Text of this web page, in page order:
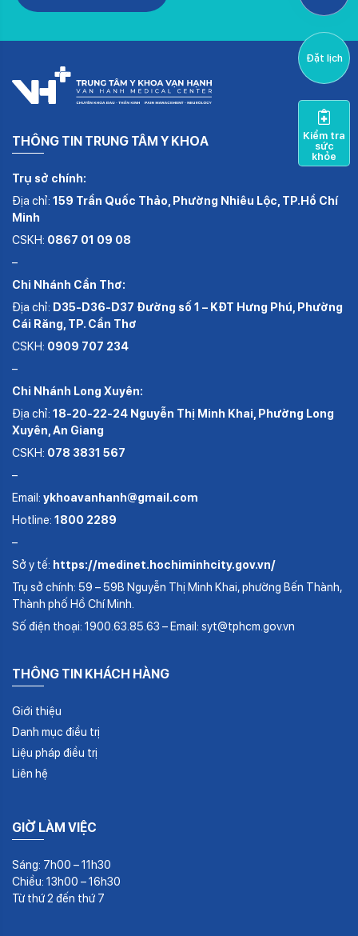
THÔNG TIN TRUNG TÂM Y KHOA
Trụ sở chính:
Địa chỉ: 159 Trần Quốc Thảo, Phường Nhiêu Lộc, TP.Hồ Chí
Minh
CSKH: 0867 01 09 08
–
Chi Nhánh Cần Thơ:
Địa chỉ: D35-D36-D37 Đường số 1 – KĐT Hưng Phú, Phường
Cái Răng, TP. Cần Thơ
CSKH: 0909 707 234
–
Chi Nhánh Long Xuyên:
Địa chỉ: 18-20-22-24 Nguyễn Thị Minh Khai, Phường Long
Xuyên, An Giang
CSKH: 078 3831 567
–
Email: ykhoavanhanh@gmail.com
Hotline: 1800 2289
–
Sở y tế: https://medinet.hochiminhcity.gov.vn/
Trụ sở chính: 59 – 59B Nguyễn Thị Minh Khai, phường Bến Thành,
Thành phố Hồ Chí Minh.
Số điện thoại: 1900.63.85.63 – Email: syt@tphcm.gov.vn
THÔNG TIN KHÁCH HÀNG
Giới thiệu
Danh mục điều trị
Liệu pháp điều trị
Liên hệ
GIỜ LÀM VIỆC
Sáng: 7h00 – 11h30
Chiều: 13h00 – 16h30
Từ thứ 2 đến thứ 7
Đặt lịch
Kiểm tra
sức
khỏe